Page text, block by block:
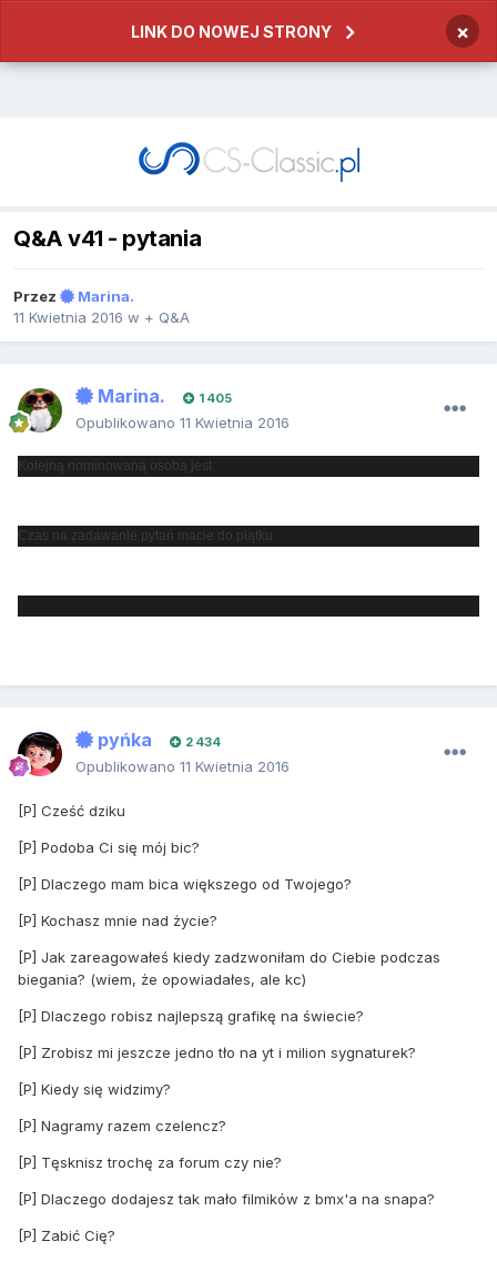
LINK DO NOWEJ STRONY ×
Q&A v41 - pytania
Przez
Marina.
11 Kwietnia 2016 w + Q&A
Marina. 1 405
Opublikowano 11 Kwietnia 2016
Kolejną nominowaną osobą jest
Czas na zadawanie pytań macie do piątku.
pyńka 2 434
Opublikowano 11 Kwietnia 2016
[P] Cześć dziku
[P] Podoba Ci się mój bic?
[P] Dlaczego mam bica większego od Twojego?
[P] Kochasz mnie nad życie?
[P] Jak zareagowałeś kiedy zadzwoniłam do Ciebie podczas
biegania? (wiem, że opowiadałes, ale kc)
[P] Dlaczego robisz najlepszą grafikę na świecie?
[P] Zrobisz mi jeszcze jedno tło na yt i milion sygnaturek?
[P] Kiedy się widzimy?
[P] Nagramy razem czelencz?
[P] Tęsknisz trochę za forum czy nie?
[P] Dlaczego dodajesz tak mało filmików z bmx'a na snapa?
[P] Zabić Cię?